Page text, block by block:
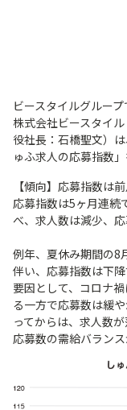
ビースタイルグルー
株式会社ビースタイ
役社長：石橋聖文）
ゅふ求人の応募指数」
【傾向】応募指数は
応募指数は5ヶ月連続
べ、求人数は減少、応
例年、夏休み期間の8
伴い、応募指数は下
要因として、コロナ
る一方で応募数は緩
ってからは、求人数
応募数の需給バラン